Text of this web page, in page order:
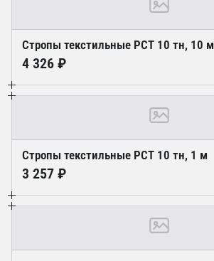
Стропы текстильные РСТ 10 тн, 10 м
4 326 ₽
Стропы текстильные РСТ 10 тн, 1 м
3 257 ₽